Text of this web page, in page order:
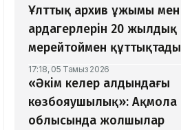
Ұлттық архив ұжымы мен
ардагерлерін 20 жылдық
мерейтоймен құттықтады
17:18, 05 Тамыз 2026
«Әкім келер алдындағы
көзбояушылық»: Ақмола
облысында жолшылар